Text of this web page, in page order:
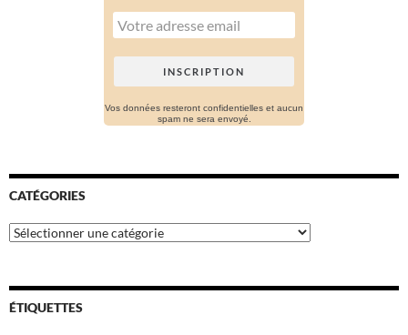
Vos données resteront confidentielles et aucun
spam ne sera envoyé.
CATÉGORIES
Catégories
ÉTIQUETTES